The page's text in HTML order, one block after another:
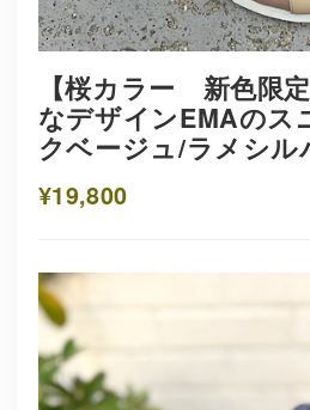
【桜カラー 新色限
なデザインEMAのス
クベージュ/ラメシル
¥19,800